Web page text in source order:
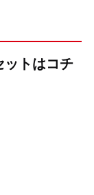
ットはコチ